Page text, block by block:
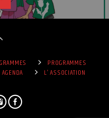
PROGRAMMES
AGENDA L’ ASSOCIATION